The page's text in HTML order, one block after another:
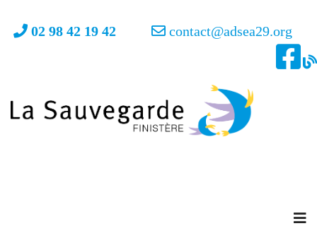
02 98 42 19 42 contact@adsea29.org